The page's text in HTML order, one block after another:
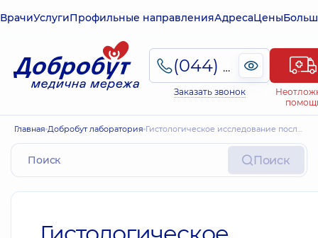
ВрачиУслугиПрофильные направленияАдресаЦены
(044) 495-2-888
Заказать звонок
Главная Добробут лаборатория Гистологическое исследование после Цистэктомии*
Поиск